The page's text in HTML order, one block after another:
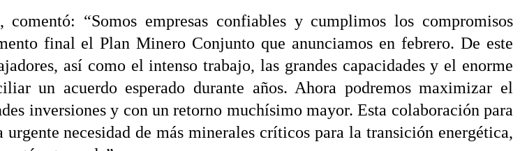
“Somos empresas confiables y cumplimos los compromisos
final el Plan Minero Conjunto que anunciamos en febrero. De este
así como el intenso trabajo, las grandes capacidades y el enorme
un acuerdo esperado durante años. Ahora podremos maximizar el
inversiones y con un retorno muchísimo mayor. Esta colaboración para
necesidad de más minerales críticos para la transición energética,